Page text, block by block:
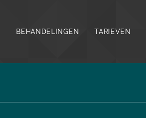
BEHANDELINGEN TARIEVEN